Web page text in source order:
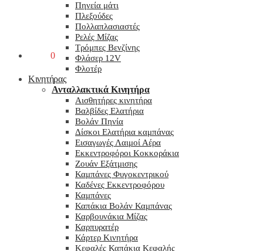
0
Πηνεία μάτι
Πλεξούδες
Πολλαπλασιαστές
Ρελές Μίζας
Τρόμπες Βενζίνης
Φλάσερ 12V
Φλοτέρ
Κινητήρας
Ανταλλακτικά Κινητήρα
Αισθητήρες κινητήρα
Βαλβίδες Ελατήρια
Βολάν Πηνία
Δίσκοι Ελατήρια καμπάνας
Εισαγωγές Λαιμοί Αέρα
Εκκεντροφόροι Κοκκοράκια
Ζουάν Εξάτμισης
Καμπάνες Φυγοκεντρικού
Καδένες Εκκεντροφόρου
Καμπάνες
Καπάκια Βολάν Καμπάνας
Καρβουνάκια Μίζας
Καρπυρατέρ
Κάρτερ Κινητήρα
Κεφαλές Καπάκια Κεφαλής